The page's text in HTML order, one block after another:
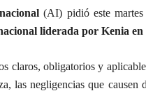
(AI) pidió este
liderada por Kenia
claros, obligatorios y
las negligencias que